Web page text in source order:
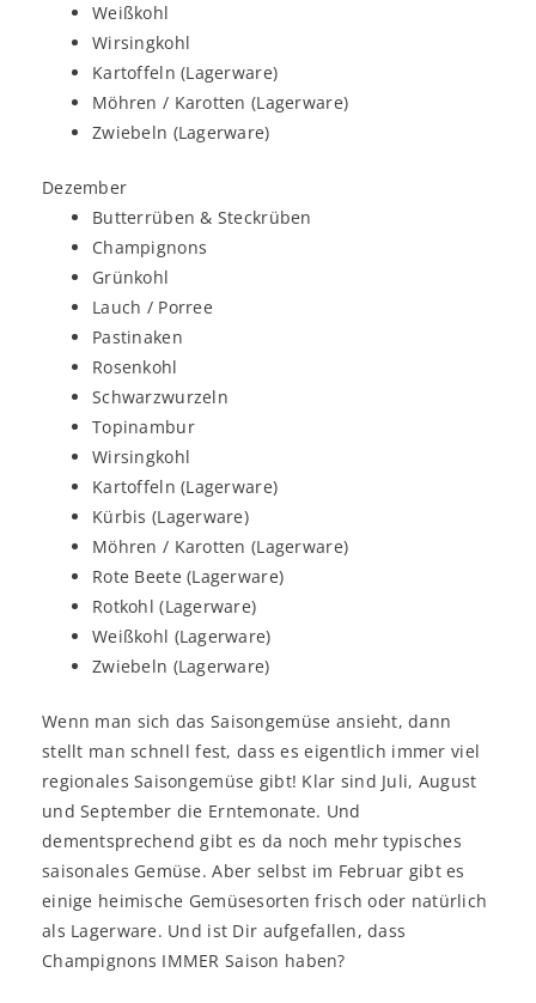
Weißkohl
Wirsingkohl
Kartoffeln (Lagerware)
Möhren / Karotten (Lagerware)
Zwiebeln (Lagerware)
Dezember
Butterrüben & Steckrüben
Champignons
Grünkohl
Lauch / Porree
Pastinaken
Rosenkohl
Schwarzwurzeln
Topinambur
Wirsingkohl
Kartoffeln (Lagerware)
Kürbis (Lagerware)
Möhren / Karotten (Lagerware)
Rote Beete (Lagerware)
Rotkohl (Lagerware)
Weißkohl (Lagerware)
Zwiebeln (Lagerware)
Wenn man sich das Saisongemüse ansieht, dann
stellt man schnell fest, dass es eigentlich immer viel
regionales Saisongemüse gibt! Klar sind Juli, August
und September die Erntemonate. Und
dementsprechend gibt es da noch mehr typisches
saisonales Gemüse. Aber selbst im Februar gibt es
einige heimische Gemüsesorten frisch oder natürlich
als Lagerware. Und ist Dir aufgefallen, dass
Champignons IMMER Saison haben?